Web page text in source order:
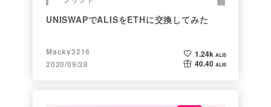
UNISWAPでALISをETHに交換してみた
Macky3216
2020/09/28
1.24k ALIS
40.40 ALIS